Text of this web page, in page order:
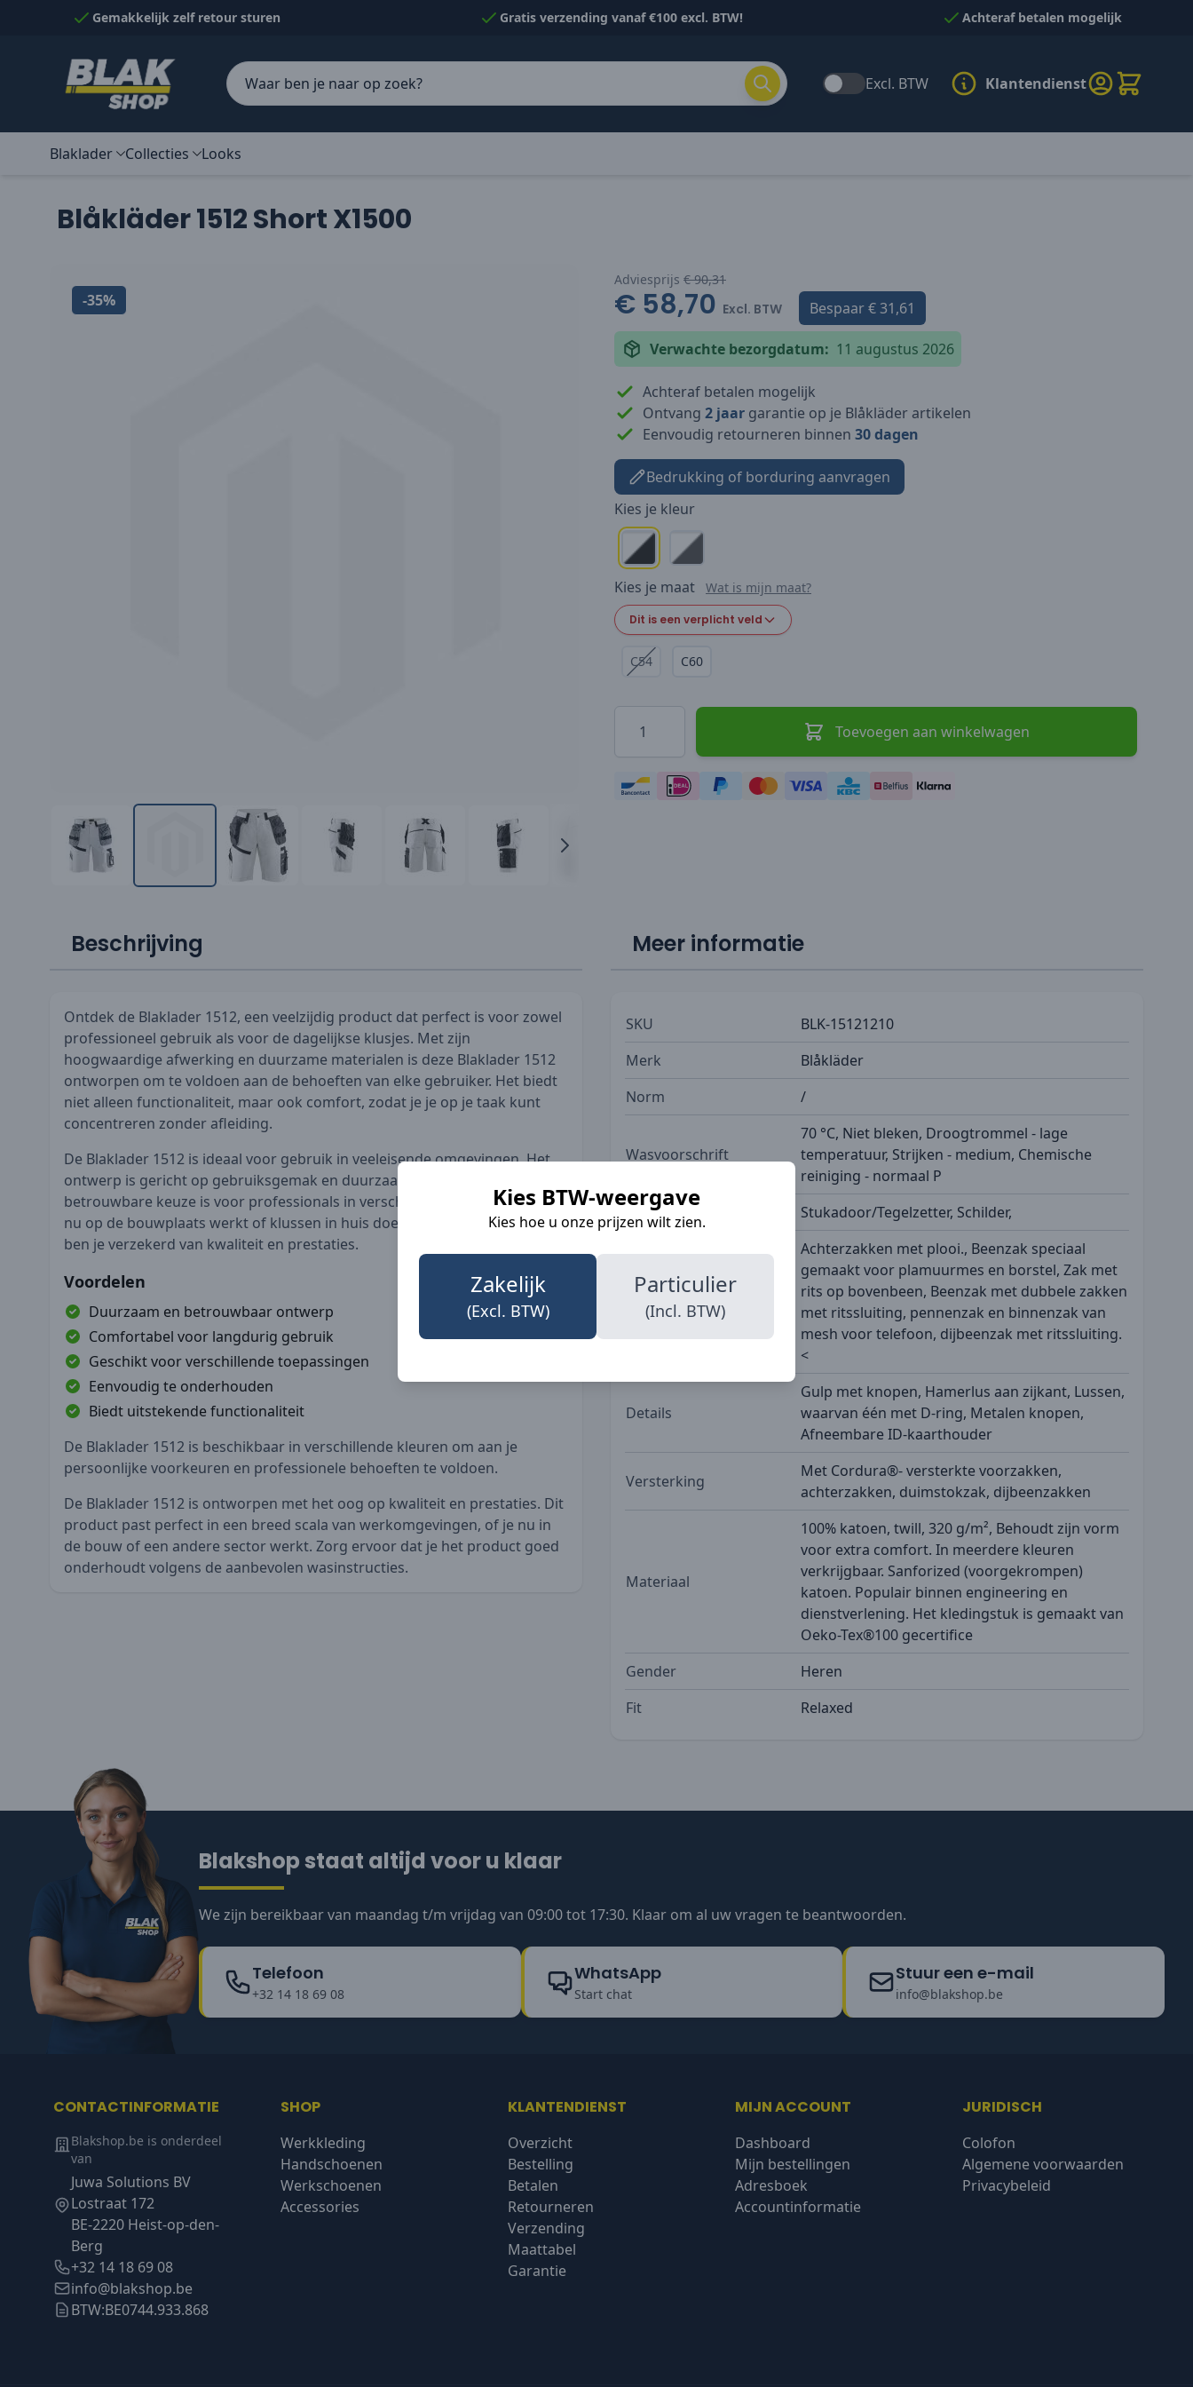
Naar inhoud gaan
Kies BTW-weergave
Kies hoe u onze prijzen wilt zien.
Zakelijk
(Excl. BTW)
Particulier
(Incl. BTW)
Gemakkelijk zelf retour sturen Gratis verzending vanaf €100 excl. BTW! Achteraf betalen mogelijk
Excl. BTW Klantendienst
Blaklader Collecties Looks
Blåkläder 1512 Short X1500
-35%
Adviesprijs € 90,31
€ 58,70 Excl. BTW Bespaar€ 31,61
Verwachte bezorgdatum: 11 augustus 2026
Achteraf betalen mogelijk
Ontvang 2 jaar garantie op je Blåkläder artikelen
Eenvoudig retourneren binnen 30 dagen
Bedrukking of borduring aanvragen
Kies je kleur
Kies je maat Wat is mijn maat?
Dit is een verplicht veld
C54 C60
Hoeveelheid
Toevoegen aan winkelwagen
Beschrijving
Ontdek de Blaklader 1512, een veelzijdig product dat perfect is voor zowel
professioneel gebruik als voor de dagelijkse klusjes. Met zijn
hoogwaardige afwerking en duurzame materialen is deze Blaklader 1512
ontworpen om te voldoen aan de behoeften van elke gebruiker. Het biedt
niet alleen functionaliteit, maar ook comfort, zodat je je op je taak kunt
concentreren zonder afleiding.
De Blaklader 1512 is ideaal voor gebruik in veeleisende omgevingen. Het
ontwerp is gericht op gebruiksgemak en duurzaamheid, waardoor het een
betrouwbare keuze is voor professionals in verschillende sectoren. Of je
nu op de bouwplaats werkt of klussen in huis doet, met de Blaklader 1512
ben je verzekerd van kwaliteit en prestaties.
Voordelen
Duurzaam en betrouwbaar ontwerp
Comfortabel voor langdurig gebruik
Geschikt voor verschillende toepassingen
Eenvoudig te onderhouden
Biedt uitstekende functionaliteit
De Blaklader 1512 is beschikbaar in verschillende kleuren om aan je
persoonlijke voorkeuren en professionele behoeften te voldoen.
De Blaklader 1512 is ontworpen met het oog op kwaliteit en prestaties. Dit
product past perfect in een breed scala van werkomgevingen, of je nu in
de bouw of een andere sector werkt. Zorg ervoor dat je het product goed
onderhoudt volgens de aanbevolen wasinstructies.
Meer informatie
SKU
BLK-15121210
Merk
Blåkläder
Norm
/
Wasvoorschrift
70 °C, Niet bleken, Droogtrommel - lage
temperatuur, Strijken - medium, Chemische
reiniging - normaal P
Beroepen
Stukadoor/Tegelzetter, Schilder,
Zakken
Achterzakken met plooi., Beenzak speciaal
gemaakt voor plamuurmes en borstel, Zak met
rits op bovenbeen, Beenzak met dubbele zakken
met ritssluiting, pennenzak en binnenzak van
mesh voor telefoon, dijbeenzak met ritssluiting.
<
Details
Gulp met knopen, Hamerlus aan zijkant, Lussen,
waarvan één met D-ring, Metalen knopen,
Afneembare ID-kaarthouder
Versterking
Met Cordura®- versterkte voorzakken,
achterzakken, duimstokzak, dijbeenzakken
Materiaal
100% katoen, twill, 320 g/m², Behoudt zijn vorm
voor extra comfort. In meerdere kleuren
verkrijgbaar. Sanforized (voorgekrompen)
katoen. Populair binnen engineering en
dienstverlening. Het kledingstuk is gemaakt van
Oeko-Tex®100 gecertifice
Gender
Heren
Fit
Relaxed
Blakshop staat altijd voor u klaar
We zijn bereikbaar van maandag t/m vrijdag van 09:00 tot 17:30. Klaar om al uw vragen te beantwoorden.
Telefoon
+32 14 18 69 08
WhatsApp
Start chat
Stuur een e-mail
info@blakshop.be
CONTACTINFORMATIE
Blakshop.be is onderdeel
van
Juwa Solutions BV
Lostraat 172
BE-2220 Heist-op-den-
Berg
+32 14 18 69 08
info@blakshop.be
BTW:BE0744.933.868
SHOP
Werkkleding
Handschoenen
Werkschoenen
Accessories
KLANTENDIENST
Overzicht
Bestelling
Betalen
Retourneren
Verzending
Maattabel
Garantie
MIJN ACCOUNT
Dashboard
Mijn bestellingen
Adresboek
Accountinformatie
JURIDISCH
Colofon
Algemene voorwaarden
Privacybeleid